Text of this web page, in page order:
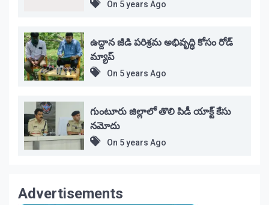
On 5 years Ago
ఉద్దాన జీడి పరిశ్రమ అభివృద్ధి కోసం రోడ్
మ్యాప్
On 5 years Ago
గుంటూరు జిల్లాలో తొలి పిడీ యాక్ట్ కేసు
నమోదు
On 5 years Ago
Advertisements